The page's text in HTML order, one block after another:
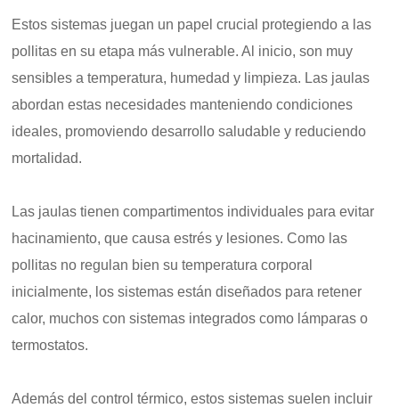
Estos sistemas juegan un papel crucial protegiendo a las
pollitas en su etapa más vulnerable. Al inicio, son muy
sensibles a temperatura, humedad y limpieza. Las jaulas
abordan estas necesidades manteniendo condiciones
ideales, promoviendo desarrollo saludable y reduciendo
mortalidad.
Las jaulas tienen compartimentos individuales para evitar
hacinamiento, que causa estrés y lesiones. Como las
pollitas no regulan bien su temperatura corporal
inicialmente, los sistemas están diseñados para retener
calor, muchos con sistemas integrados como lámparas o
termostatos.
Además del control térmico, estos sistemas suelen incluir